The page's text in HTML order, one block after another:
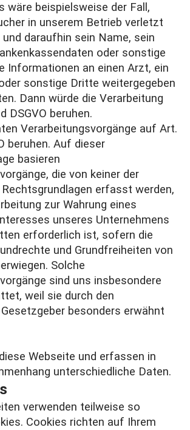
wäre beispielsweise der Fall,
in unserem Betrieb verletzt
daraufhin sein Name, sein
oder sonstige
Informationen an einen Arzt, ein
sonstige Dritte weitergegeben
Dann würde die Verarbeitung
DSGVO beruhen.
Verarbeitungsvorgänge auf Art.
beruhen. Auf dieser
basieren
die von keiner der
erfasst werden,
zur Wahrung eines
unseres Unternehmens
erforderlich ist, sofern die
und Grundfreiheiten von
Solche
sind uns insbesondere
weil sie durch den
besonders erwähnt
Webseite und erfassen in
unterschiedliche Daten.
verwenden teilweise so
Cookies richten auf Ihrem